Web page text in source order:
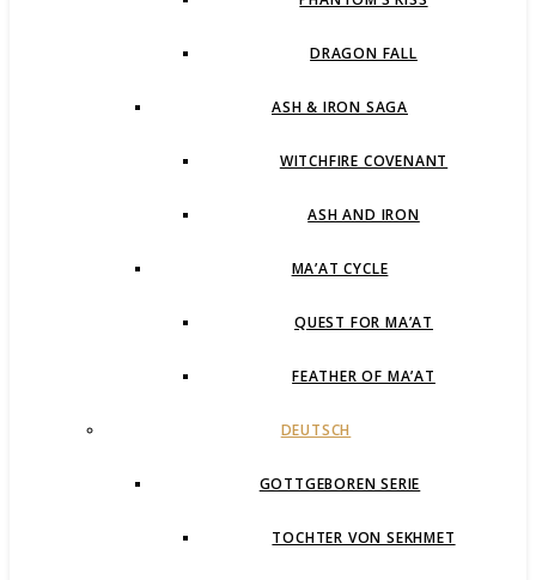
DRAGON FALL
ASH & IRON SAGA
WITCHFIRE COVENANT
ASH AND IRON
MA’AT CYCLE
QUEST FOR MA’AT
FEATHER OF MA’AT
DEUTSCH
GOTTGEBOREN SERIE
TOCHTER VON SEKHMET